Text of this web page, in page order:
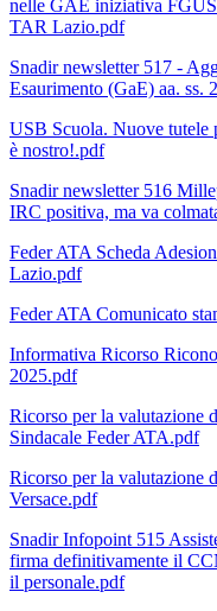
nelle GAE iniziativa
TAR Lazio.pdf
Snadir newsletter 517 -
Esaurimento (GaE) aa. ss.
USB Scuola. Nuove tutele
è nostro!.pdf
Snadir newsletter 516
IRC positiva, ma va
Feder ATA Scheda
Lazio.pdf
Feder ATA Comunicato
Informativa Ricorso
2025.pdf
Ricorso per la valutazione
Sindacale Feder ATA.pdf
Ricorso per la valutazione
Versace.pdf
Snadir Infopoint 515
firma definitivamente il
il personale.pdf